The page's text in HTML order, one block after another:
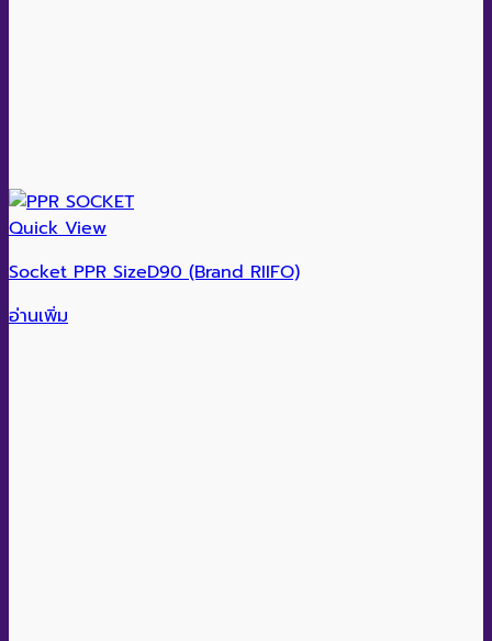
Quick View
Socket PPR SizeD90 (Brand RIIFO)
อ่านเพิ่ม